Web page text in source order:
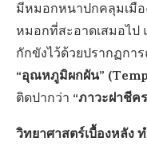
มีหมอกหนาปกคลุมเมือ
หมอกที่สะอาดเสมอไป
กักขังไว้ด้วยปรากฏกา
“อุณหภูมิผกผัน”
ติดปากว่า “ภาวะฝาชีค
วิทยาศาสตร์เบื้องหลัง